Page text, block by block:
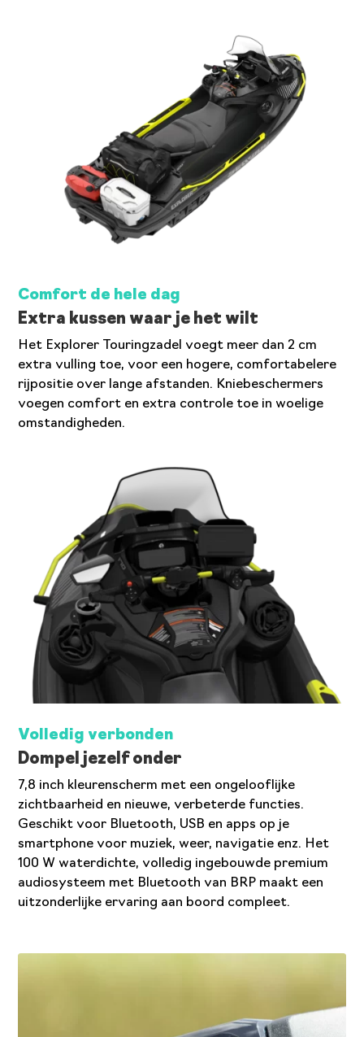
Comfort de hele dag
Extra kussen waar je het wilt
Het Explorer Touringzadel voegt meer dan 2 cm
extra vulling toe, voor een hogere, comfortabelere
rijpositie over lange afstanden. Kniebeschermers
voegen comfort en extra controle toe in woelige
omstandigheden.
Volledig verbonden
Dompel jezelf onder
7,8 inch kleurenscherm met een ongelooflijke
zichtbaarheid en nieuwe, verbeterde functies.
Geschikt voor Bluetooth, USB en apps op je
smartphone voor muziek, weer, navigatie enz. Het
100 W waterdichte, volledig ingebouwde premium
audiosysteem met Bluetooth van BRP maakt een
uitzonderlijke ervaring aan boord compleet.